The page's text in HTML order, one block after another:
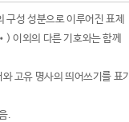
성 성분으로 이루어진 표제
이외의 다른 기호와는 함께
고유 명사의 띄어쓰기를 표기
.